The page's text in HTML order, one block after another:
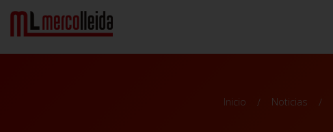
Inicio Noticias